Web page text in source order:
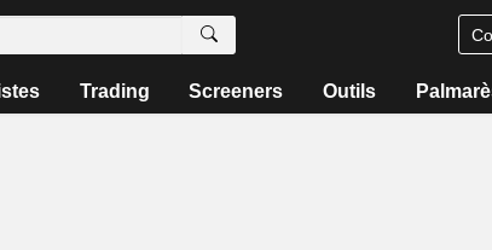
Trading Screeners Outils